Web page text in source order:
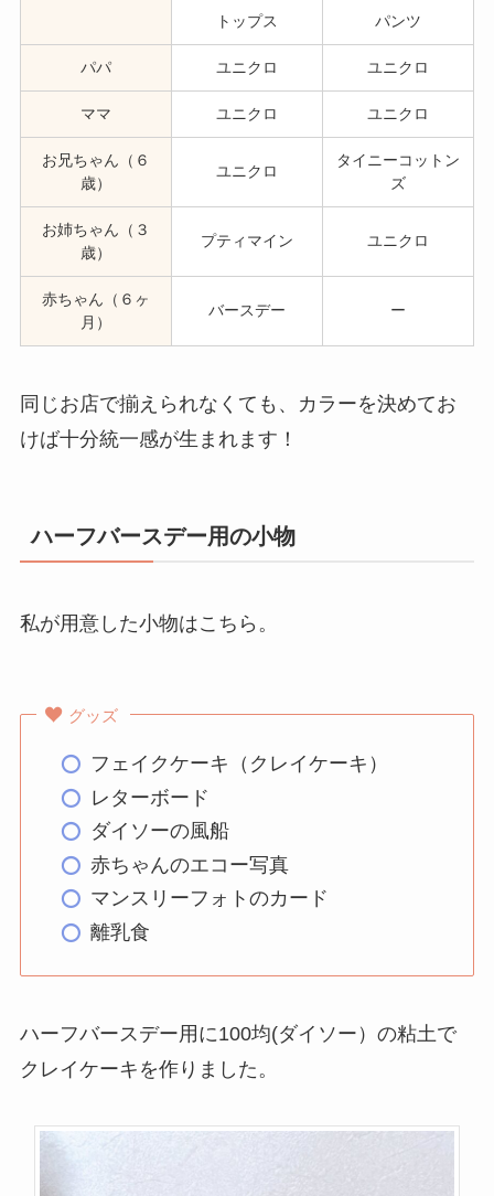
トップス パンツ
パパ ユニクロ ユニクロ
ママ ユニクロ ユニクロ
お兄ちゃん（６
歳）
ユニクロ
タイニーコットン
ズ
お姉ちゃん（３
歳）
プティマイン ユニクロ
赤ちゃん（６ヶ
月）
バースデー ー
同じお店で揃えられなくても、カラーを決めてお
けば十分統一感が生まれます！
ハーフバースデー用の小物
私が用意した小物はこちら。
グッズ
フェイクケーキ（クレイケーキ）
レターボード
ダイソーの風船
赤ちゃんのエコー写真
マンスリーフォトのカード
離乳食
ハーフバースデー用に100均(ダイソー）の粘土で
クレイケーキを作りました。